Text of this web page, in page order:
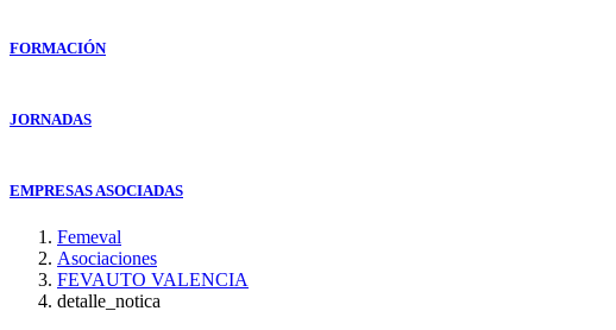
FORMACIÓN
JORNADAS
EMPRESAS ASOCIADAS
Femeval
Asociaciones
FEVAUTO VALENCIA
detalle_notica